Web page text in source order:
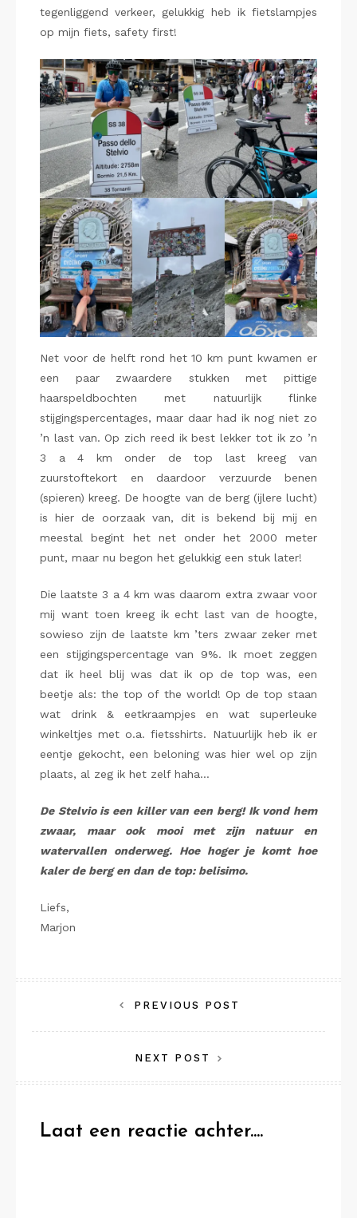
tegenliggend verkeer, gelukkig heb ik fietslampjes
op mijn fiets, safety first!
Net voor de helft rond het 10 km punt kwamen er
een paar zwaardere stukken met pittige
haarspeldbochten met natuurlijk flinke
stijgingspercentages, maar daar had ik nog niet zo
’n last van. Op zich reed ik best lekker tot ik zo ’n
3 a 4 km onder de top last kreeg van
zuurstoftekort en daardoor verzuurde benen
(spieren) kreeg. De hoogte van de berg (ijlere lucht)
is hier de oorzaak van, dit is bekend bij mij en
meestal begint het net onder het 2000 meter
punt, maar nu begon het gelukkig een stuk later!
Die laatste 3 a 4 km was daarom extra zwaar voor
mij want toen kreeg ik echt last van de hoogte,
sowieso zijn de laatste km ’ters zwaar zeker met
een stijgingspercentage van 9%. Ik moet zeggen
dat ik heel blij was dat ik op de top was, een
beetje als: the top of the world! Op de top staan
wat drink & eetkraampjes en wat superleuke
winkeltjes met o.a. fietsshirts. Natuurlijk heb ik er
eentje gekocht, een beloning was hier wel op zijn
plaats, al zeg ik het zelf haha…
De Stelvio is een killer van een berg! Ik vond hem
zwaar, maar ook mooi met zijn natuur en
watervallen onderweg. Hoe hoger je komt hoe
kaler de berg en dan de top: belisimo.
Liefs,
Marjon
navigatie
PREVIOUS POST
NEXT POST
Laat een reactie achter....